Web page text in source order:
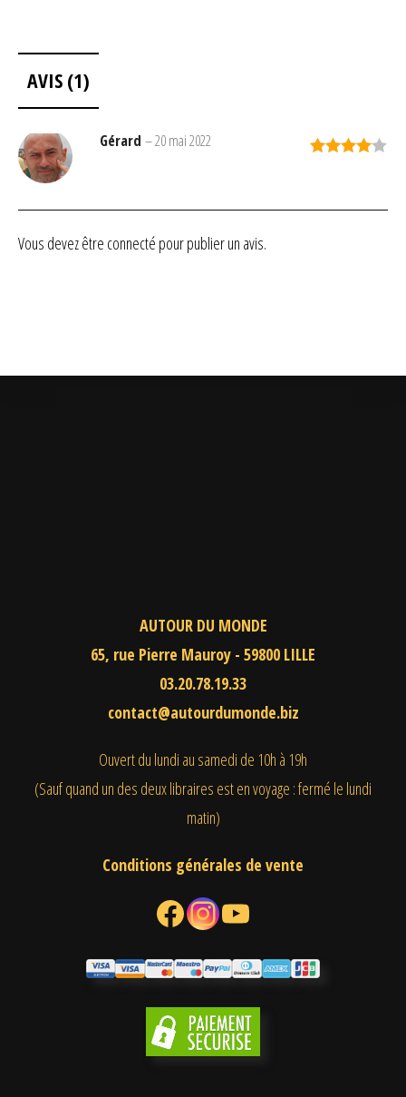
AVIS (1)
Gérard –20 mai 2022
Vous devez être connecté pour publier un avis.
AUTOUR DU MONDE
65, rue Pierre Mauroy - 59800 LILLE
03.20.78.19.33
contact@autourdumonde.biz
Ouvert du lundi au samedi de 10h à 19h
(Sauf quand un des deux libraires est en voyage : fermé le lundi
matin)
Conditions générales de vente
Facebook Instagram YouTube